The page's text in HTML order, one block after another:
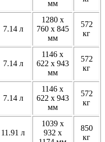
мм
7.14 л
1280 x
760 x 845
мм
572
кг
7.14 л
1146 x
622 x 943
мм
572
кг
7.14 л
1146 x
622 x 943
мм
572
кг
11.91 л
1039 x
932 x
850
кг